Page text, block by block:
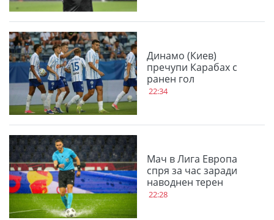
Динамо (Киев)
пречупи Карабах с
ранен гол
22:34
Мач в Лига Европа
спря за час заради
наводнен терен
22:28